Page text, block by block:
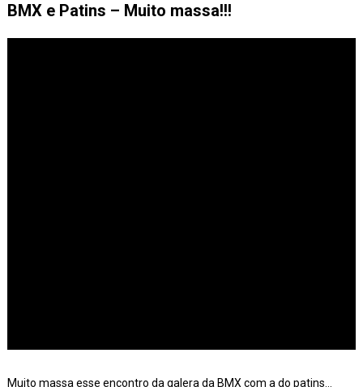
BMX e Patins – Muito massa!!!
Muito massa esse encontro da galera da BMX com a do patins…